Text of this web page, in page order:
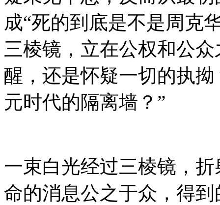
成“死的到底是不是周克
三棱镜，立在公权和公
醒，还是怀疑一切的执
元时代的隔离墙？”
一束白光经过三棱镜，
命的消息公之于众，得